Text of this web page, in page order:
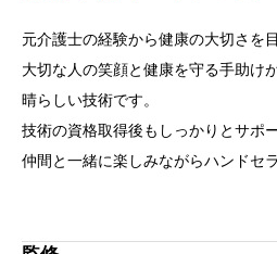
元介護士の経験から健康の大切さを
大切な人の笑顔と健康を守る手助け
晴らしい技術です。
技術の資格取得後もしっかりとサポ
仲間と一緒に楽しみながらハンドセ